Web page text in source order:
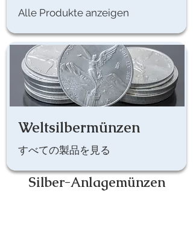
Alle Produkte anzeigen
Weltsilbermünzen
すべての製品を見る
Silber-Anlagemünzen